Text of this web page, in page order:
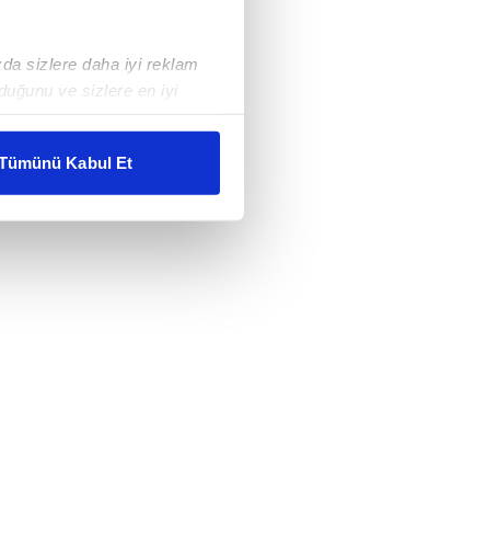
sizlere daha iyi reklam
ve sizlere en iyi
gösterilmeyecektir."
kullanılmaktadır. Bu
sunulması
sizlere yönelik
detaylı bilgi için Ayarlar
Kabul Et